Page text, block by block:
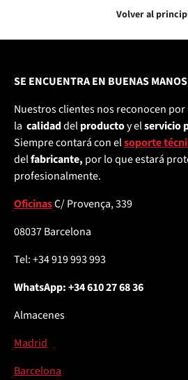
Volver al
SE ENCUENTRA EN BUENAS MANOS
Nuestros clientes nos reconocen por
la calidaddelproductoy elservicio
Siempre contará con elsoporte
delfabricante, por lo que estará
profesionalmente.
OficinasC/ Provença, 339
08037 Barcelona
Tel: +34 919 993 993
WhatsApp: +34 610 27 68 36
Almacenes
Madrid
Barcelona